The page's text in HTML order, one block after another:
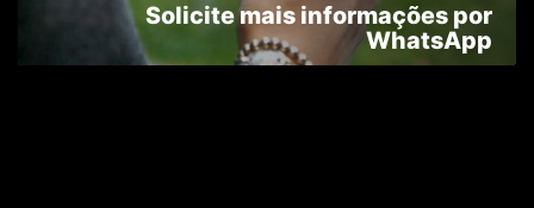
Solicite mais informações por
WhatsApp